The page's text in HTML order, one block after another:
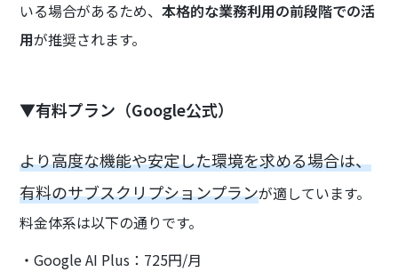
いる場合があるため、本格的な業務利用の前段階での活
用が推奨されます。
▼有料プラン（Google公式）
より高度な機能や安定した環境を求める場合は、
有料のサブスクリプションプランが適しています。
料金体系は以下の通りです。
・Google AI Plus：725円/月